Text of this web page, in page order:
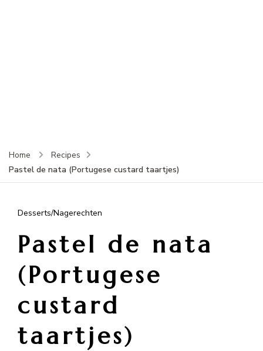
Home
Recipes
Pastel de nata (Portugese custard taartjes)
Desserts/Nagerechten
Pastel de nata
(Portugese
custard
taartjes)